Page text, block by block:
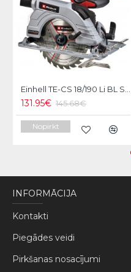
Einhell TE-CS 18/190 Li BL Solo Akumulatora ripzāģis
131.95€ 145.68€
Nopirkt
INFORMĀCIJA
Kontakti
Piegādes veidi
Pirkšanas nosacījumi